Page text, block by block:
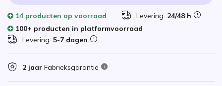
14 producten op voorraad Levering: 24/48 h
100+ producten in platformvoorraad
Levering: 5-7 dagen
2 jaar Fabrieksgarantie